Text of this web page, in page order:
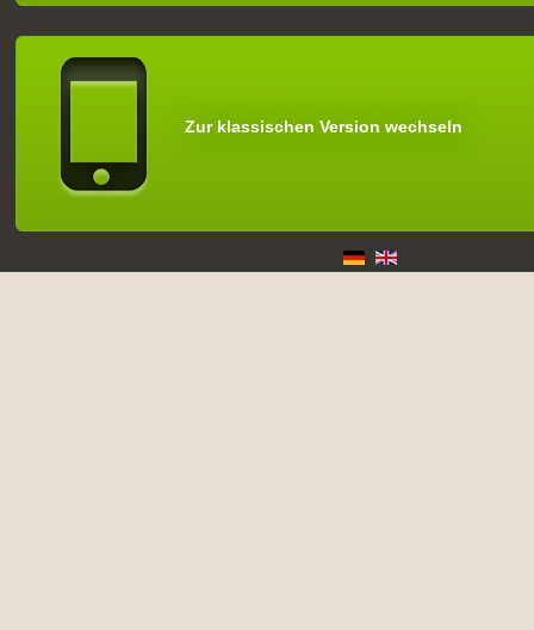
Zur klassischen Version wechseln